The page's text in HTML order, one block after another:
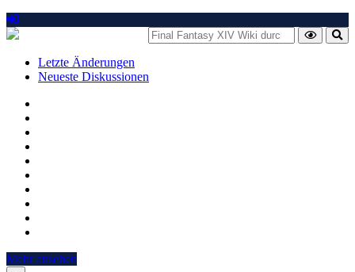
Letzte Änderungen
Neueste Diskussionen
Mehr ansehen